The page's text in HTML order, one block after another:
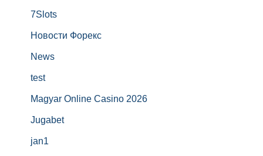
7Slots
Новости Форекс
News
test
Magyar Online Casino 2026
Jugabet
jan1